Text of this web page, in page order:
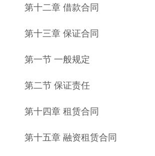
第十二章 借款合同
第十三章 保证合同
第一节 一般规定
第二节 保证责任
第十四章 租赁合同
第十五章 融资租赁合同